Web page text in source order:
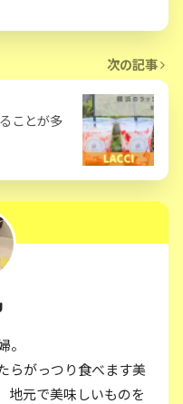
次の記事
ことが多
。
らがっつり食べます美
地元で美味しいものを